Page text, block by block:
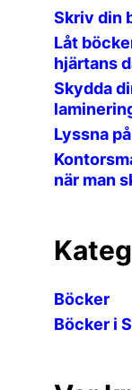
Skriv din
Låt
hjärtans
Skydda
Lyssna
när man
Böcker
Böcker i